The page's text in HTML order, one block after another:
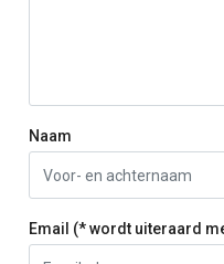
Naam
Email (* wordt uiteraard